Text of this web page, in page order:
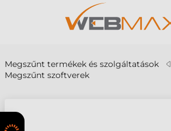
Megszűnt termékek és szolgáltatások
Megszűnt szoftverek